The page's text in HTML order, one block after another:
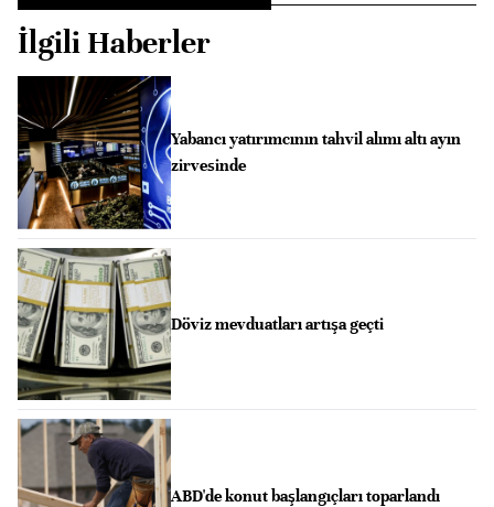
İlgili Haberler
Yabancı yatırımcının tahvil alımı altı ayın
zirvesinde
Döviz mevduatları artışa geçti
ABD'de konut başlangıçları toparlandı